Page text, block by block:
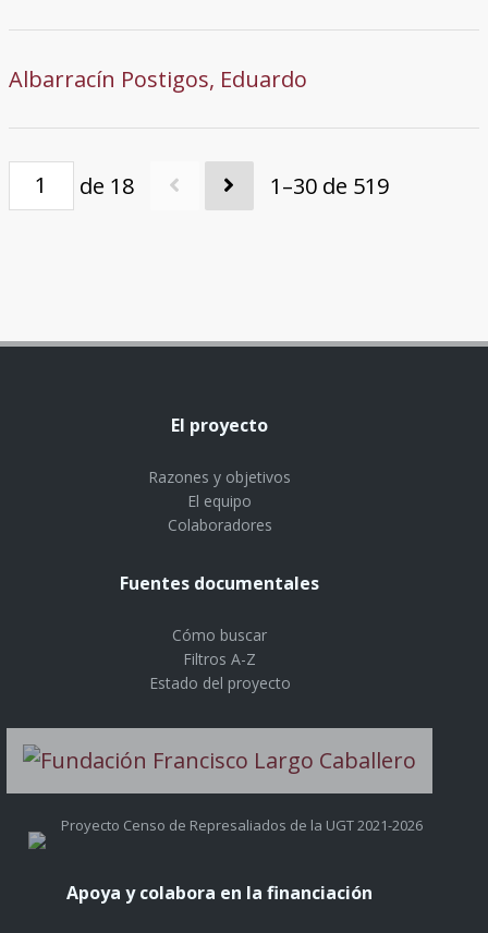
Albarracín Postigos, Eduardo
de 18 1–30 de 519
El proyecto
Razones y objetivos
El equipo
Colaboradores
Fuentes documentales
Cómo buscar
Filtros A-Z
Estado del proyecto
Proyecto Censo de Represaliados de la UGT 2021-2026
Apoya y colabora en la financiación